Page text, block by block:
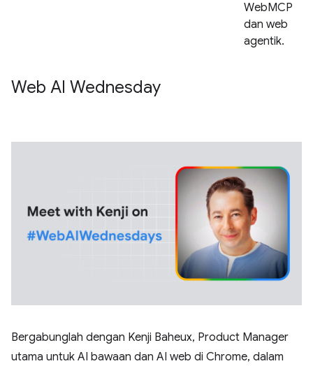
WebMCP
dan web
agentik.
Web AI Wednesday
Bergabunglah dengan Kenji Baheux, Product Manager
utama untuk AI bawaan dan AI web di Chrome, dalam